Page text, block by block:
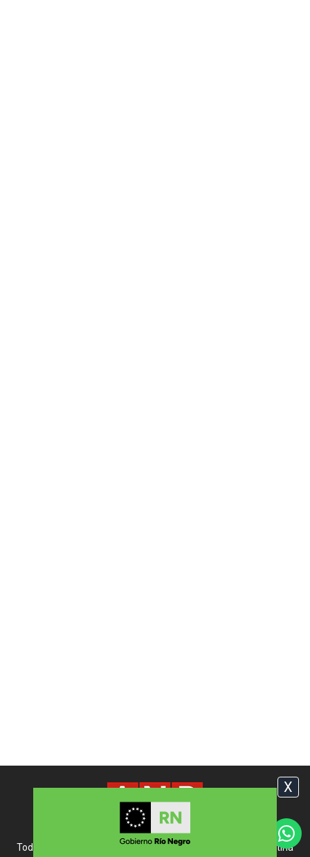
Copyright © 2007-2026 www.anbariloche.com.ar
Todos los derechos reservados | Bariloche, Río Negro, Argentina
X